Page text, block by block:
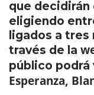
que decidirán
eligiendo
ligados a tres
través de la
público
Esperanza,